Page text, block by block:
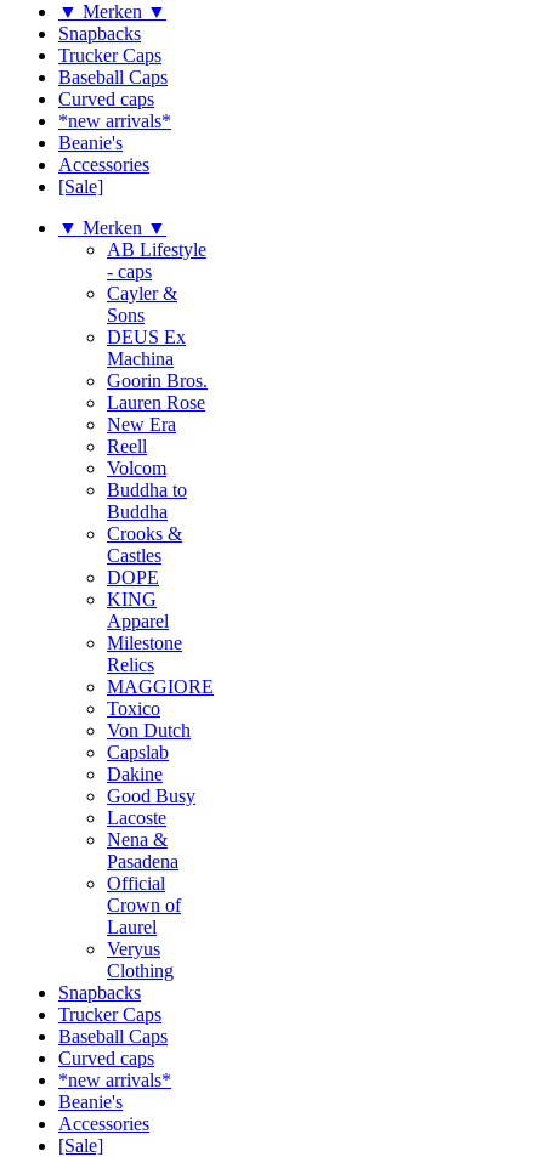
▼ Merken ▼
Snapbacks
Trucker Caps
Baseball Caps
Curved caps
*new arrivals*
Beanie's
Accessories
[Sale]
▼ Merken ▼
AB Lifestyle
- caps
Cayler &
Sons
DEUS Ex
Machina
Goorin Bros.
Lauren Rose
New Era
Reell
Volcom
Buddha to
Buddha
Crooks &
Castles
DOPE
KING
Apparel
Milestone
Relics
MAGGIORE
Toxico
Von Dutch
Capslab
Dakine
Good Busy
Lacoste
Nena &
Pasadena
Official
Crown of
Laurel
Veryus
Clothing
Snapbacks
Trucker Caps
Baseball Caps
Curved caps
*new arrivals*
Beanie's
Accessories
[Sale]